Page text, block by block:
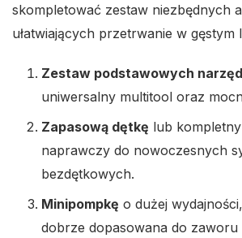
skompletować zestaw niezbędnych
ułatwiających przetrwanie w gęstym
Zestaw podstawowych
uniwersalny multitool oraz
Zapasową dętkę lub
naprawczy do nowoczesnych
bezdętkowych.
Minipompkę o dużej
dobrze dopasowana do zaworu